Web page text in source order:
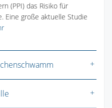
(PPI) das Risiko für
Eine große aktuelle Studie